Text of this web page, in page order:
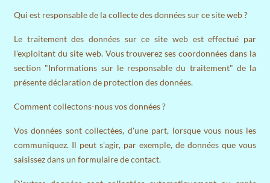
Qui est responsable de la collecte des données sur ce site web ?
Le traitement des données sur ce site web est effectué par
l'exploitant du site web. Vous trouverez ses coordonnées dans la
section "Informations sur le responsable du traitement" de la
présente déclaration de protection des données.
Comment collectons-nous vos données ?
Vos données sont collectées, d'une part, lorsque vous nous les
communiquez. Il peut s'agir, par exemple, de données que vous
saisissez dans un formulaire de contact.